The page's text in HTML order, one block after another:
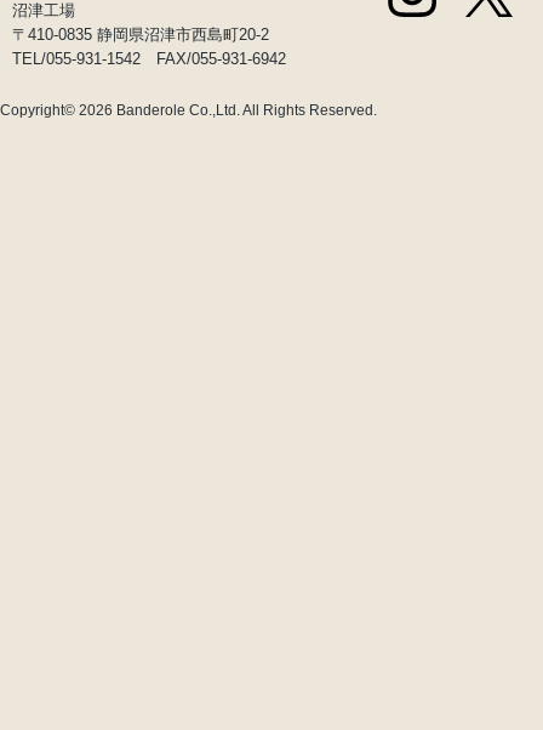
沼津工場
〒410-0835 静岡県沼津市西島町20-2
TEL/055-931-1542 FAX/055-931-6942
Copyright© 2026 Banderole Co.,Ltd.All Rights Reserved.